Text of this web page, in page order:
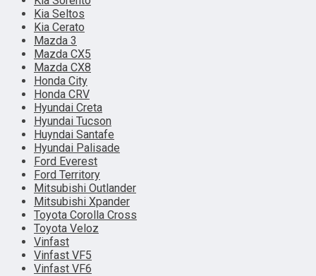
Kia Seltos
Kia Cerato
Mazda 3
Mazda CX5
Mazda CX8
Honda City
Honda CRV
Hyundai Creta
Hyundai Tucson
Huyndai Santafe
Hyundai Palisade
Ford Everest
Ford Territory
Mitsubishi Outlander
Mitsubishi Xpander
Toyota Corolla Cross
Toyota Veloz
Vinfast
Vinfast VF5
Vinfast VF6